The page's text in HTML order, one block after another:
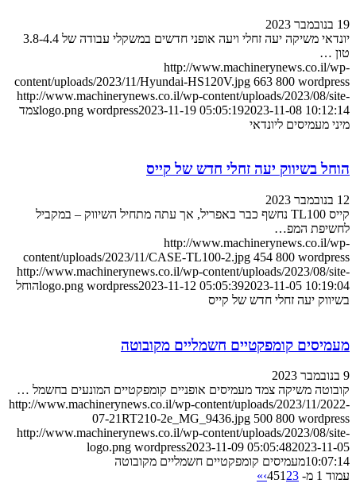
19 בנובמבר 2023
יונדאי משיקה יעה זחלי ויעה אופני חדשים במשקלי עבודה של 3.8-4.4
טון …
http://www.machinerynews.co.il/wp-
content/uploads/2023/11/Hyundai-HS120V.jpg 663 800 wordpress
http://www.machinerynews.co.il/wp-content/uploads/2023/08/site-
logo.png wordpress2023-11-19 05:05:192023-11-08 10:12:14
צמד
מיני מעמיסים ליונדאי
הוחל בשיווק יעה זחלי חדש של קייס
12 בנובמבר 2023
קייס TL100 נחשף כבר באפריל, אך עתה מתחיל השיווק – במקביל
לחשיפת המפ…
http://www.machinerynews.co.il/wp-
content/uploads/2023/11/CASE-TL100-2.jpg 454 800 wordpress
http://www.machinerynews.co.il/wp-content/uploads/2023/08/site-
logo.png wordpress2023-11-12 05:05:392023-11-05 10:19:04
הוחל
בשיווק יעה זחלי חדש של קייס
מעמיסים קומפקטיים חשמליים מקובוטה
9 בנובמבר 2023
קובוטה משיקה צמד מעמיסים אופניים קומפקטיים המונעים בחשמל …
http://www.machinerynews.co.il/wp-content/uploads/2023/11/2022-
07-21RT210-2e_MG_9436.jpg 500 800 wordpress
http://www.machinerynews.co.il/wp-content/uploads/2023/08/site-
logo.png wordpress2023-11-09 05:05:482023-11-05
10:07:14מעמיסים קומפקטיים חשמליים מקובוטה
עמוד 1 מ- 45
1 23
›
»